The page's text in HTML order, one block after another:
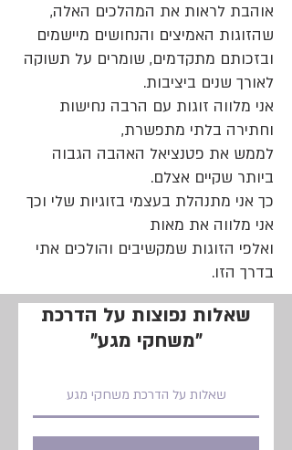
אוהבת לראות את המהלכים האלה,
שהזוגות האמיצים והנחושים מיישמים
ובזכותם מתקדמים, שומרים על תשוקה
לאורך שנים ביציבות.
אני מלווה זוגות עם הרבה נחישות
וחתירה בלתי מתפשרת,
לממש את פטנציאל האהבה הגבוה
ביותר שקיים אצלם.
כך אני מתנהלת בעצמי בזוגיות שלי וכך
אני מלווה את מאות
ואלפי הזוגות שמקשיבים והולכים אתי
בדרך הזו.
שאלות נפוצות על הדרכת
"משחקי מגע"
שאלות על הדרכת משחקי מגע